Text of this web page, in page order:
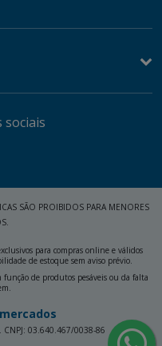
sociais
SÃO PROIBIDOS PARA MENORES
para compras online e válidos
de estoque sem aviso prévio.
de produtos pesáveis ou da falta
CNPJ: 03.640.467/0038-86